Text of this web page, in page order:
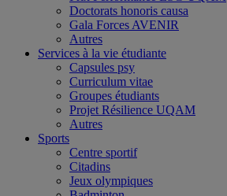
Doctorats honoris causa
Gala Forces AVENIR
Autres
Services à la vie étudiante
Capsules psy
Curriculum vitae
Groupes étudiants
Projet Résilience UQAM
Autres
Sports
Centre sportif
Citadins
Jeux olympiques